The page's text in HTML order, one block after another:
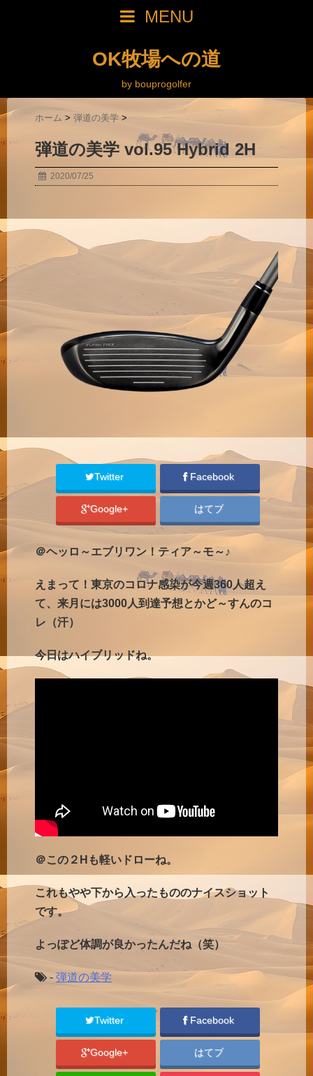
MENU
OK牧場への道
by bouprogolfer
ホーム > 弾道の美学 >
弾道の美学 vol.95 Hybrid 2H
2020/07/25
Twitter Facebook
Google+ はてブ
＠ヘッロ～エブリワン！ティア～モ～♪
えまって！東京のコロナ感染が今週360人超え
て、来月には3000人到達予想とかど～すんのコ
レ（汗）
今日はハイブリッドね。
＠この２Hも軽いドローね。
これもやや下から入ったもののナイスショット
です。
よっぽど体調が良かったんだね（笑）
- 弾道の美学
Twitter Facebook
Google+ はてブ